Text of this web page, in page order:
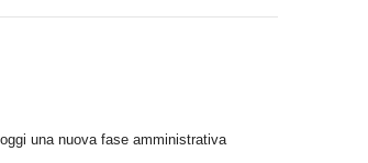
una nuova fase amministrativa